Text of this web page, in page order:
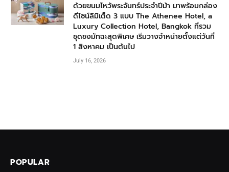
ด้วยขนมไหว้พระจันทร์ประจำปีม้า มาพร้อมกล่อง
ดีไซน์ลิมิเต็ด 3 แบบ The Athenee Hotel, a
Luxury Collection Hotel, Bangkok ที่รวม
ชุดชงมัทฉะสุดพิเศษ เริ่มวางจำหน่ายตั้งแต่วันที่
1 สิงหาคม เป็นต้นไป
July 16, 2026
POPULAR